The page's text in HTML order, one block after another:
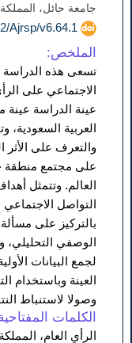
جامعة حائل، المملكة
doi.org/10.52132/Ajrsp/v6.64.1
الملخص:
تسعى هذه الدراسة
الاجتماعي على
عينة الدراسة
العربية
والتعرف على الأثر
على مجتمع منطقة
العالم. وتتمثل
التواصل
بالتركيز على
الوصفي التحليلي،
لجمع البيانات
العينة وباستخدام
وصولا لاستنباط
الكلمات
الرأي العام،